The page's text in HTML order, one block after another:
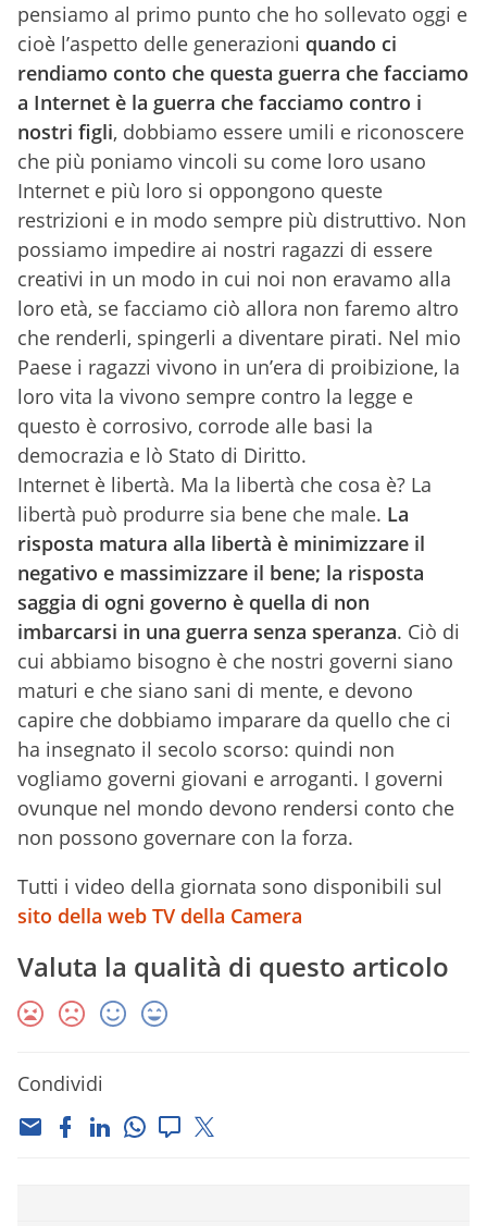
pensiamo al primo punto che ho sollevato oggi e
cioè l’aspetto delle generazioni quando ci
rendiamo conto che questa guerra che facciamo
a Internet è la guerra che facciamo contro i
nostri figli, dobbiamo essere umili e riconoscere
che più poniamo vincoli su come loro usano
Internet e più loro si oppongono queste
restrizioni e in modo sempre più distruttivo. Non
possiamo impedire ai nostri ragazzi di essere
creativi in un modo in cui noi non eravamo alla
loro età, se facciamo ciò allora non faremo altro
che renderli, spingerli a diventare pirati. Nel mio
Paese i ragazzi vivono in un’era di proibizione, la
loro vita la vivono sempre contro la legge e
questo è corrosivo, corrode alle basi la
democrazia e lò Stato di Diritto.
Internet è libertà. Ma la libertà che cosa è? La
libertà può produrre sia bene che male. La
risposta matura alla libertà è minimizzare il
negativo e massimizzare il bene; la risposta
saggia di ogni governo è quella di non
imbarcarsi in una guerra senza speranza. Ciò di
cui abbiamo bisogno è che nostri governi siano
maturi e che siano sani di mente, e devono
capire che dobbiamo imparare da quello che ci
ha insegnato il secolo scorso: quindi non
vogliamo governi giovani e arroganti. I governi
ovunque nel mondo devono rendersi conto che
non possono governare con la forza.
Tutti i video della giornata sono disponibili sul
sito della web TV della Camera
Valuta la qualità di questo articolo
Condividi